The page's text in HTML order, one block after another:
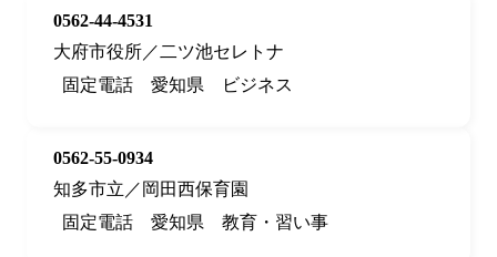
0562-44-4531
大府市役所／二ツ池セレトナ
固定電話
愛知県 ビジネス
0562-55-0934
知多市立／岡田西保育園
固定電話
愛知県 教育・習い事